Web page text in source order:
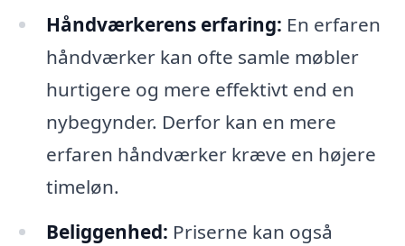
Håndværkerens erfaring: En erfaren
håndværker kan ofte samle møbler
hurtigere og mere effektivt end en
nybegynder. Derfor kan en mere
erfaren håndværker kræve en højere
timeløn.
Beliggenhed: Priserne kan også